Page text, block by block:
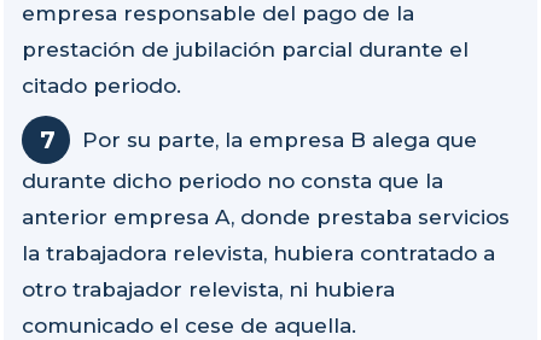
empresa responsable del pago de la
prestación de jubilación parcial durante el
citado periodo.
Por su parte, la empresa B alega que
durante dicho periodo no consta que la
anterior empresa A, donde prestaba servicios
la trabajadora relevista, hubiera contratado a
otro trabajador relevista, ni hubiera
comunicado el cese de aquella.